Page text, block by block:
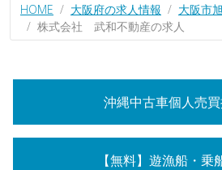
HOME 大阪府の求人情報
大阪市
株式会社 武和不動産の求人
沖縄中古車個人売
【無料】遊漁船・乗